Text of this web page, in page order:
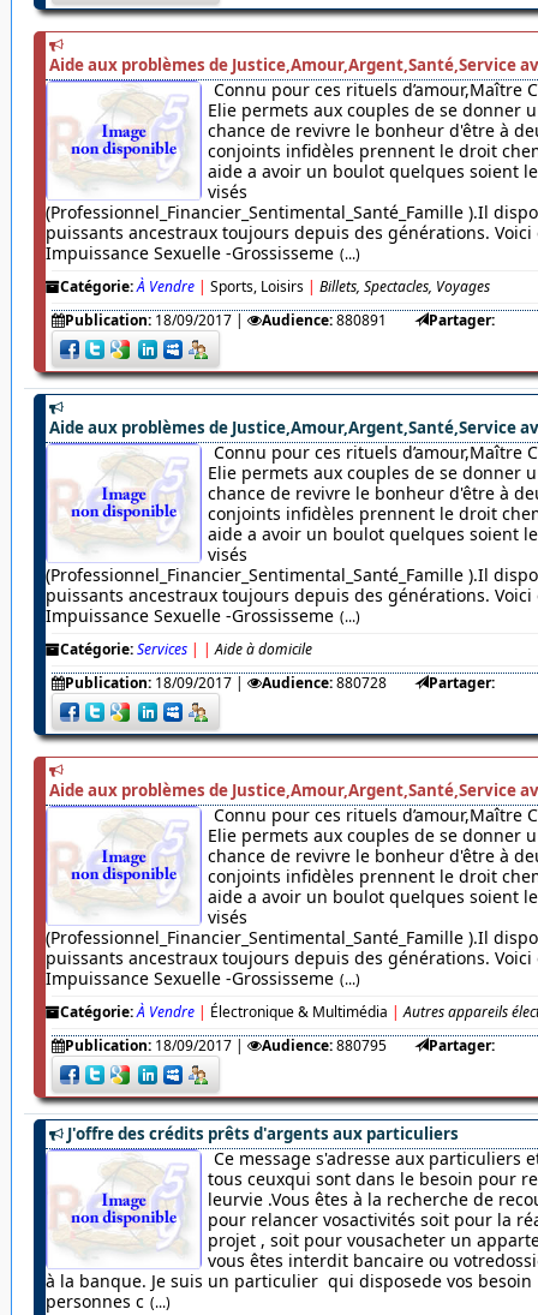
Aide aux problèmes de Justice,Amour,Argent,Santé,Service
Connu pour ces rituels d’amour,Maître
Elie permets aux couples de se donner
chance de revivre le bonheur d'être à
conjoints infidèles prennent le droit
aide a avoir un boulot quelques soient
visés
(Professionnel_Financier_Sentimental_Santé_Famille ).Il
puissants ancestraux toujours depuis des générations. Voici
Impuissance Sexuelle -Grossisseme (...)
Catégorie:À Vendre | Sports, Loisirs | Billets, Spectacles, Voyages
Publication: 18/09/2017| Audience:880891 Partager:
Aide aux problèmes de Justice,Amour,Argent,Santé,Service
Connu pour ces rituels d’amour,Maître
Elie permets aux couples de se donner
chance de revivre le bonheur d'être à
conjoints infidèles prennent le droit
aide a avoir un boulot quelques soient
visés
(Professionnel_Financier_Sentimental_Santé_Famille ).Il
puissants ancestraux toujours depuis des générations. Voici
Impuissance Sexuelle -Grossisseme (...)
Catégorie:Services | | Aide à domicile
Publication: 18/09/2017| Audience:880728 Partager:
Aide aux problèmes de Justice,Amour,Argent,Santé,Service
Connu pour ces rituels d’amour,Maître
Elie permets aux couples de se donner
chance de revivre le bonheur d'être à
conjoints infidèles prennent le droit
aide a avoir un boulot quelques soient
visés
(Professionnel_Financier_Sentimental_Santé_Famille ).Il
puissants ancestraux toujours depuis des générations. Voici
Impuissance Sexuelle -Grossisseme (...)
Catégorie:À Vendre | Électronique & Multimédia | Autres appareils
Publication: 18/09/2017| Audience:880795 Partager:
J'offre des crédits prêts d'argents aux particuliers
Ce message s'adresse aux particuliers
tous ceuxqui sont dans le besoin pour
leurvie .Vous êtes à la recherche de
pour relancer vosactivités soit pour la
projet , soit pour vousacheter un
vous êtes interdit bancaire ou
à la banque. Je suis un particulier qui disposede vos
personnes c (...)